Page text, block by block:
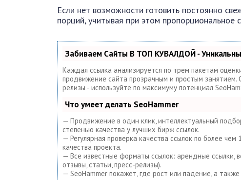
Если нет возможности готовить постоянно
порций, учитывая при этом
Забиваем Сайты В ТОП КУВАЛДОЙ -
Каждая ссылка анализируется по трем пакетам
продвижение сайта прозрачным и простым занятием.
релизы - используйте по максимуму потенциал
Что умеет делать SeoHammer
— Продвижение в один клик, интеллектуальный
степенью качества у лучших бирж ссылок.
— Регулярная проверка качества ссылок по более
качества проекта.
— Все известные форматы ссылок: арендные ссылки,
отзывы, статьи, пресс-релизы).
— SeoHammer покажет, где рост или падение, а